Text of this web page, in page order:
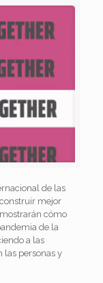
de las
mejor
cómo
de la
a las
las personas y